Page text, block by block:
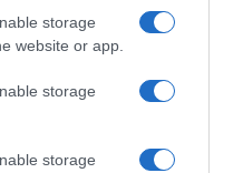
storage
website or app.
storage
storage
στο
Google News
τις ειδήσεις
ΜΑΣΤΟΥ